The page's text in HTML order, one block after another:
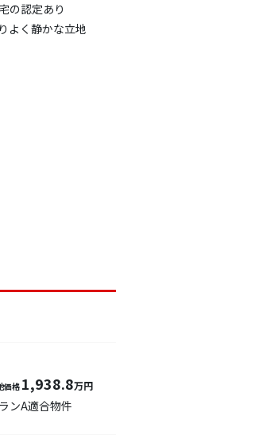
の認定あり
よく静かな立地
価格 1,938.8万円
ンA適合物件